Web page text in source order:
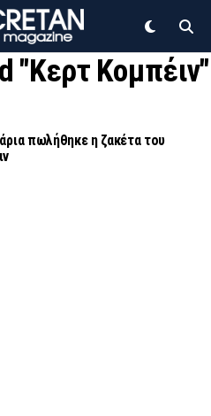
"Κερτ Κομπέιν"
πωλήθηκε η ζακέτα του